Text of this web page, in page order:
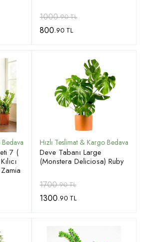
1000.90 TL
800.90 TL
7 (
Deve Tabanı Large
(Monstera Deliciosa) Ruby
1700.90 TL
1300.90 TL